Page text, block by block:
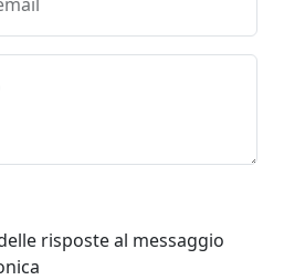
risposte al messaggio